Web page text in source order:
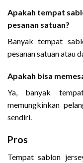
Apakah tempat
pesanan satuan?
Banyak tempat
pesanan satuan atau
Apakah bisa
Ya, banyak
memungkinkan
sendiri.
Pros
Tempat sablon